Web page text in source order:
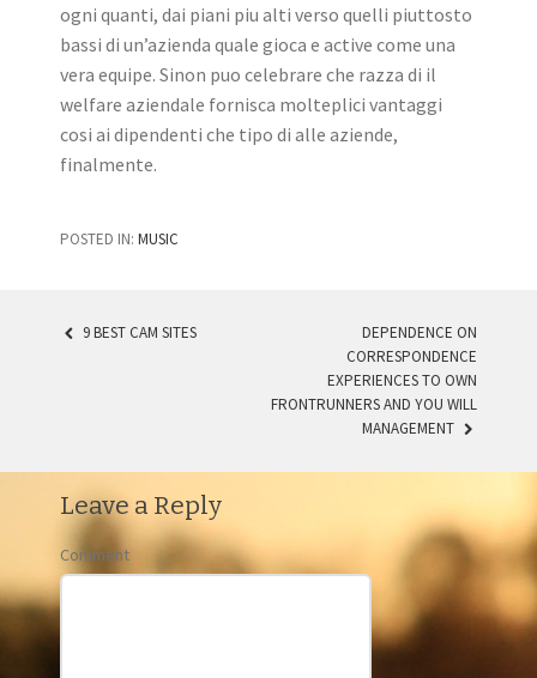
ogni quanti, dai piani piu alti verso quelli piuttosto
bassi di un’azienda quale gioca e active come una
vera equipe. Sinon puo celebrare che razza di il
welfare aziendale fornisca molteplici vantaggi
cosi ai dipendenti che tipo di alle aziende,
finalmente.
POSTED IN: MUSIC
POST NAVIGATION
9 BEST CAM SITES
DEPENDENCE ON
CORRESPONDENCE
EXPERIENCES TO OWN
FRONTRUNNERS AND YOU WILL
MANAGEMENT
Leave a Reply
Comment